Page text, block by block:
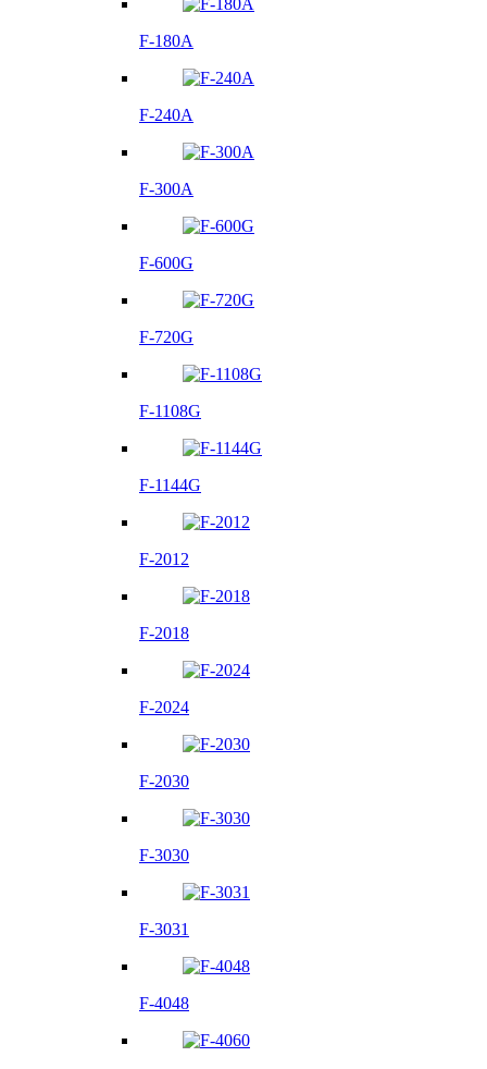
F-180A
F-240A
F-300A
F-600G
F-720G
F-1108G
F-1144G
F-2012
F-2018
F-2024
F-2030
F-3030
F-3031
F-4048